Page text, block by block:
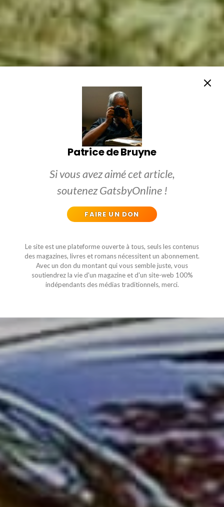
Patrice de Bruyne
Si vous avez aimé cet article,
soutenez GatsbyOnline !
FAIRE UN DON
Le site est une plateforme ouverte à tous, seuls les contenus
des magazines, livres et romans nécessitent un abonnement.
Avec un don du montant qui vous semble juste, vous
soutiendrez la vie d'un magazine et d'un site-web 100%
indépendants des médias traditionnels, merci.